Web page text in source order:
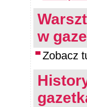
w
Zobacz